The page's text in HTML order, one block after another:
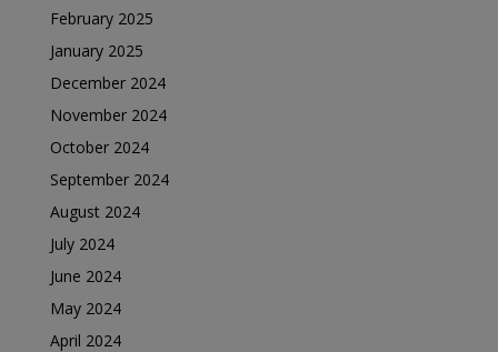
February 2025
January 2025
December 2024
November 2024
October 2024
September 2024
August 2024
July 2024
June 2024
May 2024
April 2024